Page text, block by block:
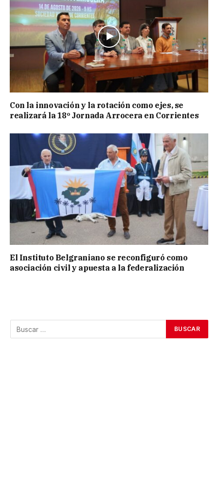
Con la innovación y la rotación como ejes, se
realizará la 18º Jornada Arrocera en Corrientes
El Instituto Belgraniano se reconfiguró como
asociación civil y apuesta a la federalización